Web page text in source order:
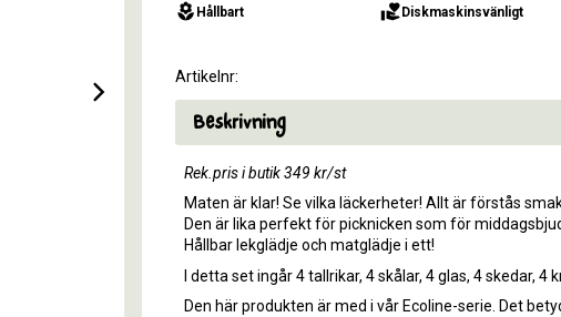
local_florist Hållbart volunteer_activismDiskmaskinsvänligt
Artikelnr
Beskrivning
Rek.pris i butik 349 kr/st
Maten är klar! Se vilka läckerheter! Allt är förstås
Den är lika perfekt för picknicken som för
Hållbar lekglädje och matglädje i ett!
I detta set ingår 4 tallrikar, 4 skålar, 4 glas, 4 skedar, 4
Den här produkten är med i vår Ecoline-serie. Det